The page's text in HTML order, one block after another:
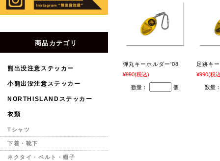
弾丸キーホルダー'08
¥990(税込)
数量： 個
足跡キ
¥990(税
数量
商品カテゴリ
熊出没注意ステッカー
小熊出没注意ステッカー
NORTHISLANDステッカー
衣類
Tシャツ
下着・靴下
ネクタイ・ベルト・帽子